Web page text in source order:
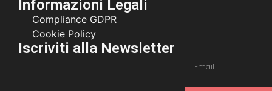
Informazioni Legali
Compliance GDPR
Cookie Policy
Iscriviti alla Newsletter